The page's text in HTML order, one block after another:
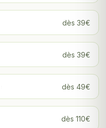
dès 39€
dès 39€
dès 49€
dès 110€